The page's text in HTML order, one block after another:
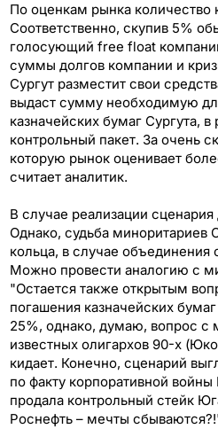
По оценкам рынка количество
Соответственно, скупив 5%
голосующий free float
суммы долгов компании и
Сургут разместит свои
выдаст сумму необходимую
казначейских бумаг Сургута,
контрольный пакет. За очень
которую рынок оценивает
считает аналитик.
В случае реализации
Однако, судьба миноритариев
кольца, в случае
Можно провести аналогию с
"Остается также открытым
погашения казначейских
25%, однако, думаю, вопрос с
известных олигархов 90-х
кидает. Конечно, сценарий
по факту корпоративной
продала контрольный стейк
Роснефть – мечты